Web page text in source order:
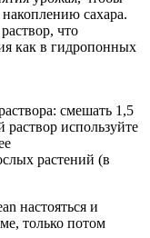
накоплению сахара.
что
как в гидропонных
смешать 1,5
используйте
растений (в
настояться и
только потом